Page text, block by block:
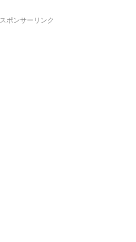
スポンサーリンク